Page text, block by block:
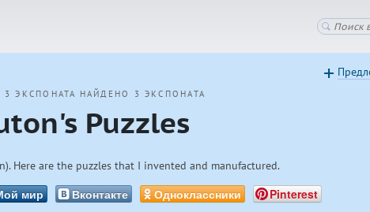
ЭКСПОНАТА НАЙДЕНО 3 ЭКСПОНАТА
Puzzles
Here are the puzzles that I invented and manufactured.
мир Вконтакте Одноклассники Pinterest